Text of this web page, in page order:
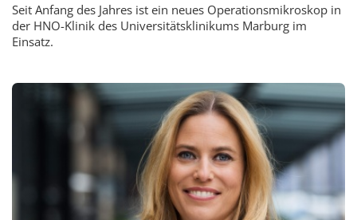
Seit Anfang des Jahres ist ein neues Operationsmikroskop in
der HNO-Klinik des Universitätsklinikums Marburg im
Einsatz.